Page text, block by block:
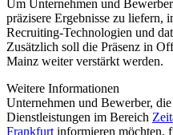
Um Unternehmen und
präzisere Ergebnisse zu liefern,
Recruiting-Technologien und
Zusätzlich soll die Präsenz in
Mainz weiter verstärkt werden.
Weitere Informationen
Unternehmen und Bewerber,
Dienstleistungen im Bereich
Frankfurt informieren möchten,